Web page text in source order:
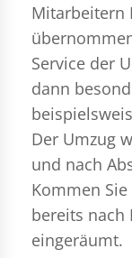
Mitarbeitern
Service der
dann
Der Umzug
und nach
Kommen
bereits nach
eingeräumt.